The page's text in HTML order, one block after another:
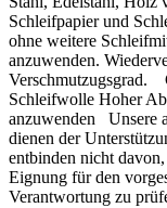
Schleifpapier und
ohne weitere
anzuwenden.
Verschmutzugsgrad.
Schleifwolle Hoher
anzuwenden Unsere
dienen der
entbinden nicht
Eignung für den
Verantwortung zu